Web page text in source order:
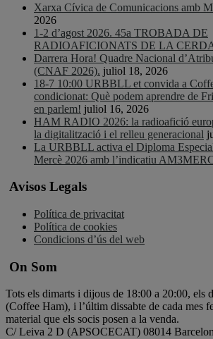
Xarxa Cívica de Comunicacions amb
2026
1-2 d’agost 2026. 45a TROBADA DE
RADIOAFICIONATS DE LA
Darrera Hora! Quadre Nacional
(CNAF 2026). juliol 18, 2026
18-7 10:00 URBBLL et convida a
condicionat: Què podem aprendre de
en parlem! juliol 16, 2026
HAM RADIO 2026: la radioafició
la digitalització i el relleu generacional
La URBBLL activa el Diploma Especial
Mercè 2026 amb l’indicatiu
Avisos Legals
Política de privacitat
Política de cookies
Condicions d’ús del web
On Som
Tots els dimarts i dijous de 18:00 a 20:00, els
(Coffee Ham), i l’últim dissabte de cada mes
material que els socis posen a la venda.
C/ Leiva 2 D (APSOCECAT) 08014